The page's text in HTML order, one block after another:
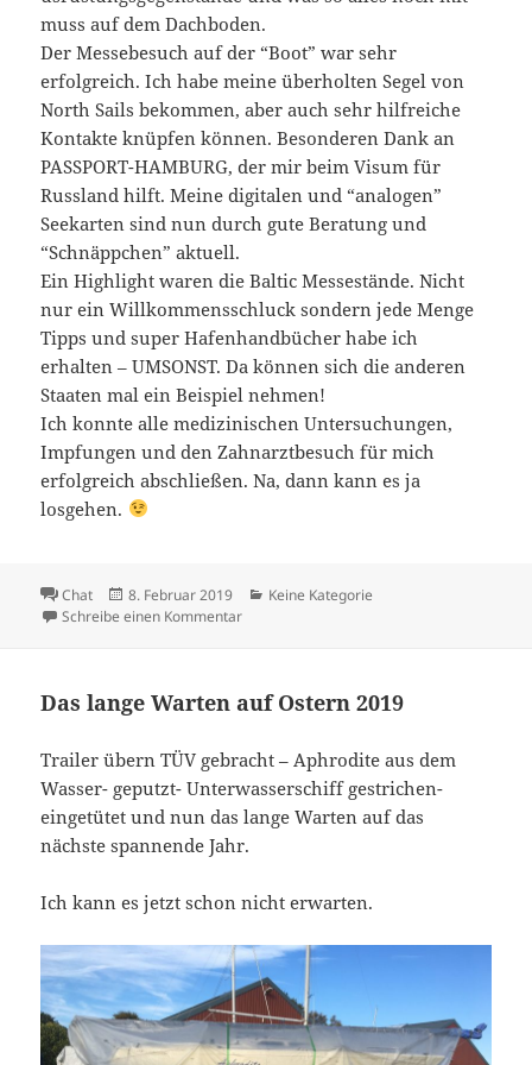
muss auf dem Dachboden.
Der Messebesuch auf der “Boot” war sehr
erfolgreich. Ich habe meine überholten Segel von
North Sails bekommen, aber auch sehr hilfreiche
Kontakte knüpfen können. Besonderen Dank an
PASSPORT-HAMBURG, der mir beim Visum für
Russland hilft. Meine digitalen und “analogen”
Seekarten sind nun durch gute Beratung und
“Schnäppchen” aktuell.
Ein Highlight waren die Baltic Messestände. Nicht
nur ein Willkommensschluck sondern jede Menge
Tipps und super Hafenhandbücher habe ich
erhalten – UMSONST. Da können sich die anderen
Staaten mal ein Beispiel nehmen!
Ich konnte alle medizinischen Untersuchungen,
Impfungen und den Zahnarztbesuch für mich
erfolgreich abschließen. Na, dann kann es ja
losgehen.
Format
Chat
Veröffentlicht
am
8. Februar 2019 Kategorien
Keine Kategorie
Schreibe einen Kommentarzu Die Vorbereitung sind im vollen Gange
Das lange Warten auf Ostern 2019
Trailer übern TÜV gebracht – Aphrodite aus dem
Wasser- geputzt- Unterwasserschiff gestrichen-
eingetütet und nun das lange Warten auf das
nächste spannende Jahr.
Ich kann es jetzt schon nicht erwarten.